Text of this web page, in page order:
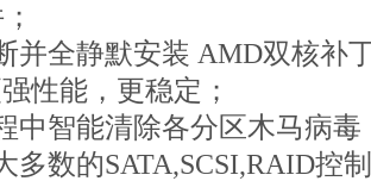
并全静默安装 AMD双核补
性能，更稳定；
中智能清除各分区木马病毒
多数的SATA,SCSI,RAID控